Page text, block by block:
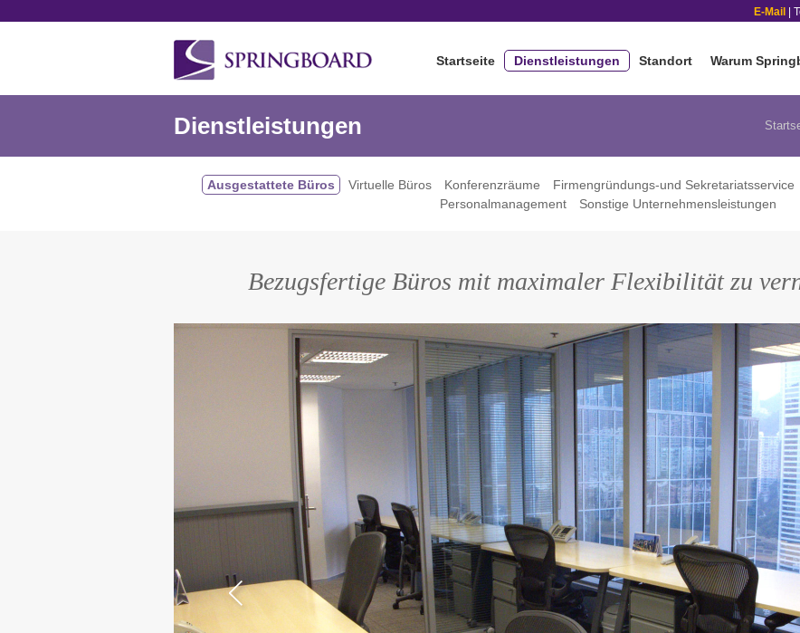
E-Mail |
Startseite Dienstleistungen Standort Warum
Dienstleistungen
Ausgestattete Büros Virtuelle Büros Konferenzräume Firmengründungs-und Sekretariatsservice
Personalmanagement
Sonstige Unternehmensleistungen
Bezugsfertige Büros mit maximaler Flexibilität zu